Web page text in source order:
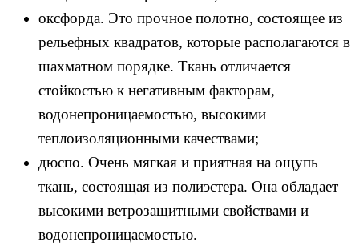
оксфорда. Это прочное полотно, состоящее из
рельефных квадратов, которые располагаются в
шахматном порядке. Ткань отличается
стойкостью к негативным факторам,
водонепроницаемостью, высокими
теплоизоляционными качествами;
дюспо. Очень мягкая и приятная на ощупь
ткань, состоящая из полиэстера. Она обладает
высокими ветрозащитными свойствами и
водонепроницаемостью.